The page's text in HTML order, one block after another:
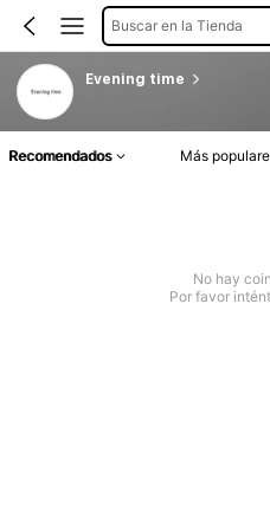
Buscar en la Tienda
Evening time
Recomendados Más
No hay
Por favor